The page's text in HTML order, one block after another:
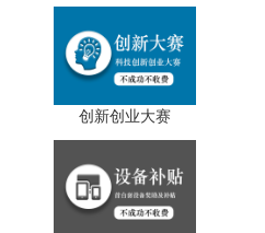
创新创业大赛